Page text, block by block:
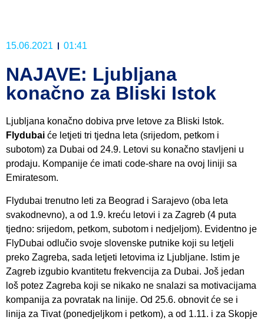
15.06.2021 01:41
NAJAVE: Ljubljana
konačno za Bliski Istok
Ljubljana konačno dobiva prve letove za Bliski Istok.
Flydubai će letjeti tri tjedna leta (srijedom, petkom i
subotom) za Dubai od 24.9. Letovi su konačno stavljeni u
prodaju. Kompanije će imati code-share na ovoj liniji sa
Emiratesom.
Flydubai trenutno leti za Beograd i Sarajevo (oba leta
svakodnevno), a od 1.9. kreću letovi i za Zagreb (4 puta
tjedno: srijedom, petkom, subotom i nedjeljom). Evidentno je
FlyDubai odlučio svoje slovenske putnike koji su letjeli
preko Zagreba, sada letjeti letovima iz Ljubljane. Istim je
Zagreb izgubio kvantitetu frekvencija za Dubai. Još jedan
loš potez Zagreba koji se nikako ne snalazi sa motivacijama
kompanija za povratak na linije. Od 25.6. obnovit će se i
linija za Tivat (ponedjeljkom i petkom), a od 1.11. i za Skopje